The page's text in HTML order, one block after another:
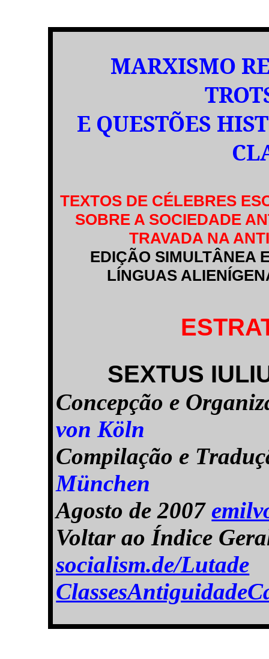
MARXISMO
E QUESTÕES
TEXTOS DE CÉLEBRES
SOBRE A SOCIEDADE
TRAVADA NA
EDIÇÃO SIMULTÂNEA
LÍNGUAS
SEXTUS
Concepção e
von Köln
Compilação e
München
Agosto de 2007
Voltar ao Índice
socialism.de/Lutade